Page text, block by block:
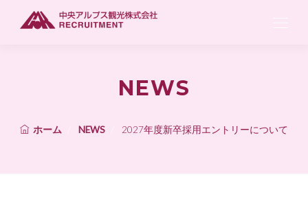
NEWS
ホーム NEWS 2027年度新卒採用エントリーについて